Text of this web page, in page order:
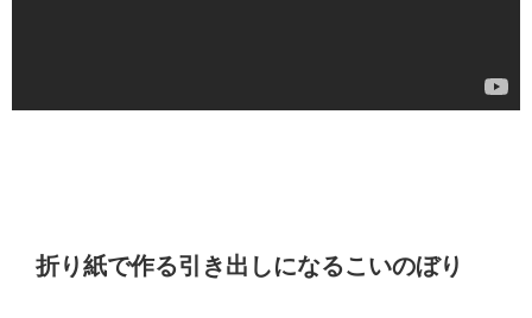
折り紙で作る引き出しになるこいのぼり